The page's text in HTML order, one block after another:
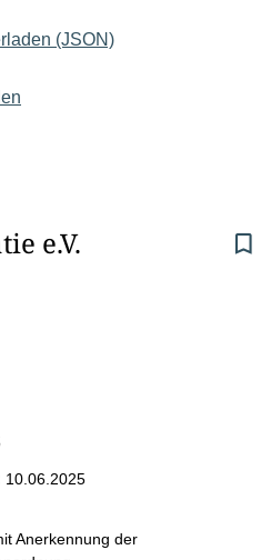
(JSON)
e.V.
10.06.2025
Anerkennung der